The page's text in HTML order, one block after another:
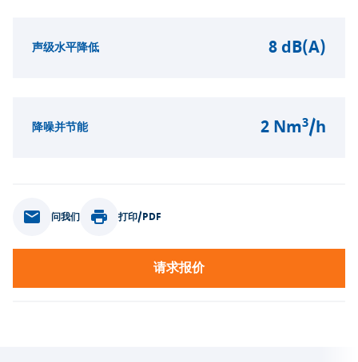
声级水平降低 8 dB(A)
降噪并节能 2 Nm3/h
问我们 打印/PDF
请求报价